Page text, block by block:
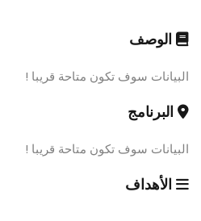
الوصف
البيانات سوف تكون متاحة قريبا !
البرنامج
البيانات سوف تكون متاحة قريبا !
الأهداف